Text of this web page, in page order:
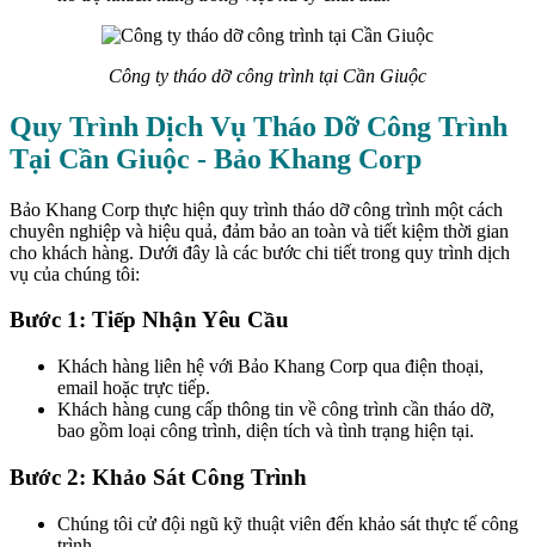
Công ty tháo dỡ công trình tại Cần Giuộc
Quy Trình Dịch Vụ Tháo Dỡ Công Trình
Tại Cần Giuộc - Bảo Khang Corp
Bảo Khang Corp thực hiện quy trình tháo dỡ công trình một cách
chuyên nghiệp và hiệu quả, đảm bảo an toàn và tiết kiệm thời gian
cho khách hàng. Dưới đây là các bước chi tiết trong quy trình dịch
vụ của chúng tôi:
Bước 1: Tiếp Nhận Yêu Cầu
Khách hàng liên hệ với Bảo Khang Corp qua điện thoại,
email hoặc trực tiếp.
Khách hàng cung cấp thông tin về công trình cần tháo dỡ,
bao gồm loại công trình, diện tích và tình trạng hiện tại.
Bước 2: Khảo Sát Công Trình
Chúng tôi cử đội ngũ kỹ thuật viên đến khảo sát thực tế công